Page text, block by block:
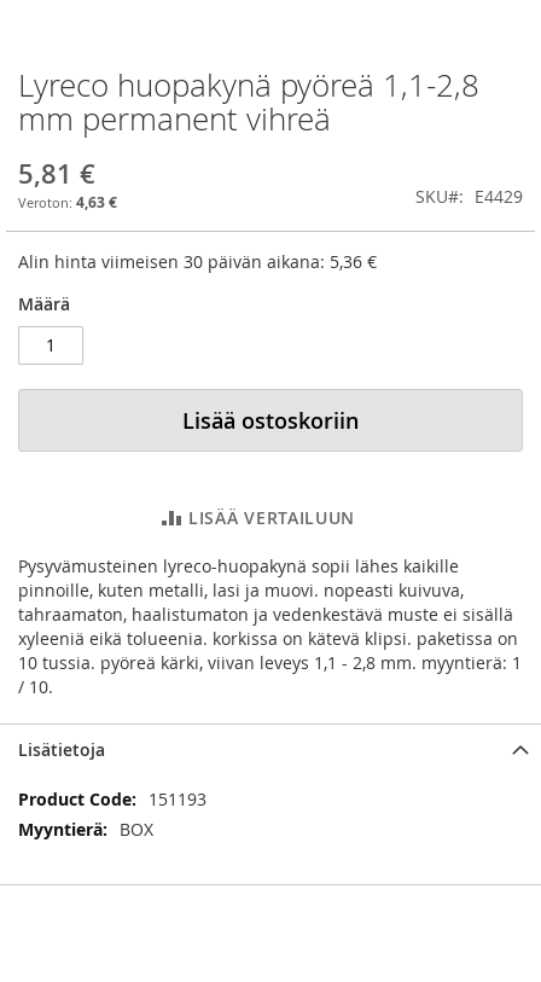
Skip
to
the
of
the
Lyreco huopakynä pyöreä 1,1-2,8
mm permanent vihreä
5,81 €
4,63 € SKU E4429
Alin hinta viimeisen 30 päivän aikana: 5,36 €
Määrä
Lisää ostoskoriin
LISÄÄ VERTAILUUN
Pysyvämusteinen lyreco-huopakynä sopii lähes kaikille
pinnoille, kuten metalli, lasi ja muovi. nopeasti kuivuva,
tahraamaton, haalistumaton ja vedenkestävä muste ei sisällä
xyleeniä eikä tolueenia. korkissa on kätevä klipsi. paketissa on
10 tussia. pyöreä kärki, viivan leveys 1,1 - 2,8 mm. myyntierä: 1
/ 10.
Lisätietoja
Lisätietoja
151193
BOX